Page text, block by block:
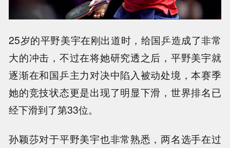
25岁的平野美宇在刚出道时，给国乒造成了非常
大的冲击，不过在将她研究透之后，平野美宇就
逐渐在和国乒主力对决中陷入被动处境，本赛季
她的竞技状态更是出现了明显下滑，世界排名已
经下滑到了第33位。
孙颖莎对于平野美宇也非常熟悉，两名选手在过